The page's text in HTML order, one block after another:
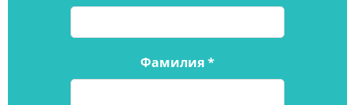
Фамилия*